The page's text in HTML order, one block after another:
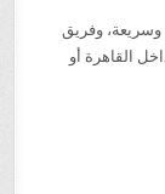
وفريق
القاهرة أو